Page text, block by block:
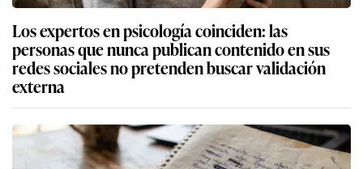
Los expertos en psicología coinciden: las
personas que nunca publican contenido en sus
redes sociales no pretenden buscar validación
externa